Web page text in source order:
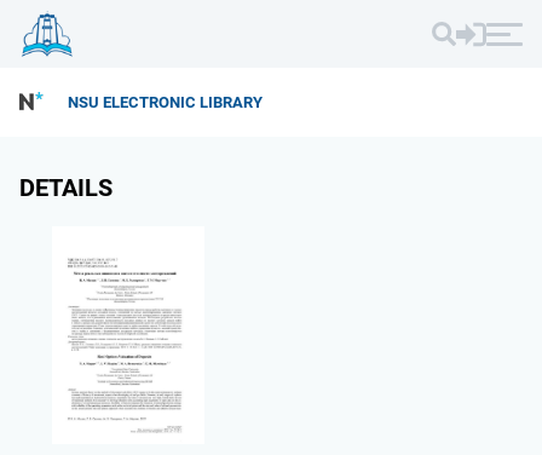
NSU ELECTRONIC LIBRARY
DETAILS